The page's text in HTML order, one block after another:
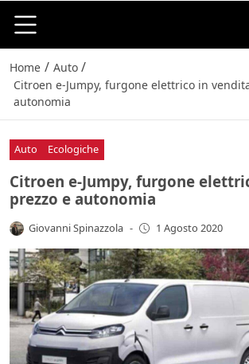
Home / Auto /
Citroen e-Jumpy, furgone elettrico in
autonomia
Auto Ecologiche
Citroen e-Jumpy, furgone
prezzo e autonomia
Giovanni Spinazzola - 1 Agosto 2020